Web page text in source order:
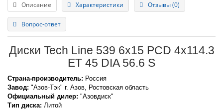
Описание Характеристики Отзывы (0)
Вопрос-ответ
Диски Tech Line 539 6x15 PCD 4x114.3
ET 45 DIA 56.6 S
Страна-производитель: Россия
Завод: "Азов-Тэк" г. Азов, Ростовская область
Официальный дилер: "Азовдиск"
Тип диска: Литой